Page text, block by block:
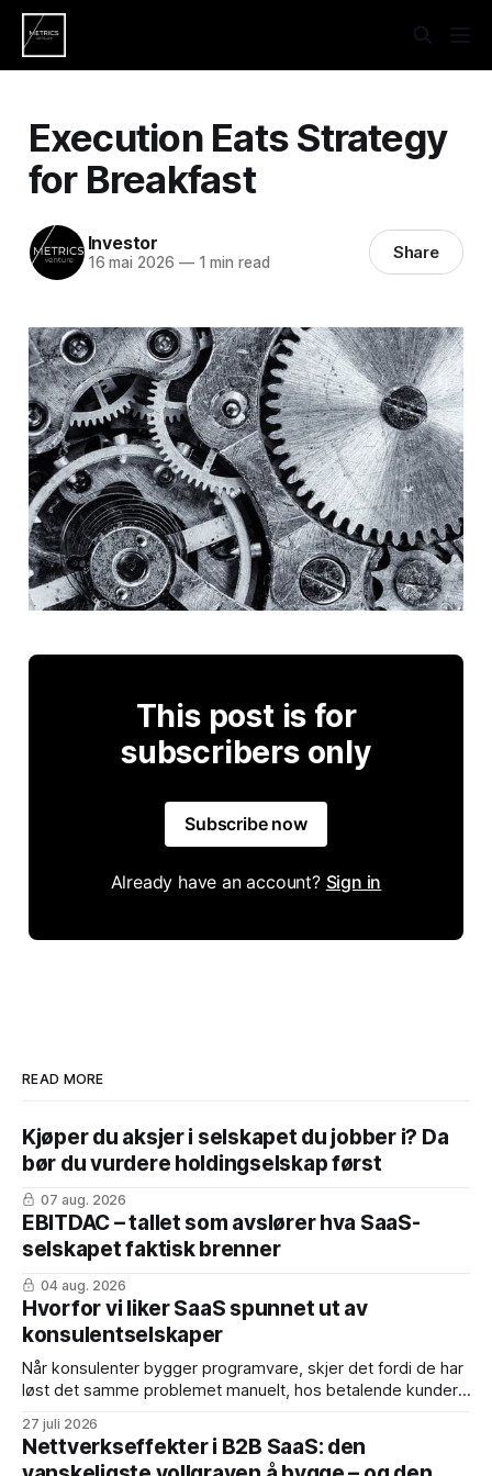
Execution Eats Strategy
for Breakfast
Investor
16 mai 2026 —1 min read Share
This post is for
subscribers only
Subscribe now
Already have an account? Sign in
READ MORE
Kjøper du aksjer i selskapet du jobber i? Da
bør du vurdere holdingselskap først
07 aug. 2026
EBITDAC – tallet som avslører hva SaaS-
selskapet faktisk brenner
04 aug. 2026
Hvorfor vi liker SaaS spunnet ut av
konsulentselskaper
Når konsulenter bygger programvare, skjer det fordi de har
løst det samme problemet manuelt, hos betalende kunder,
product-market fit. Fordelene: * Inntekter fra dag én – de
første årskontraktene er ofte konvertert fra eksisterende
27 juli 2026
Nettverkseffekter i B2B SaaS: den